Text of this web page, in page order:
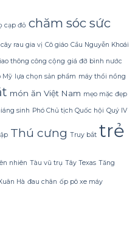
dáng?
phí
tiền?
cạp đỏ chăm sóc sức
cây rau gia vị Cô giáo Cầu Nguyễn Khoái
thông công cộng giá đỡ bình nước
Mỹ lựa chọn sản phẩm máy thổi nồng
món ăn Việt Nam mẹo mặc đẹp
sinh Phó Chủ tịch Quốc hội Quý IV
Thú cưng Truy bắt trẻ
nhiên Tàu vũ trụ Tây Texas Tăng
Hà đau chân ốp pô xe máy